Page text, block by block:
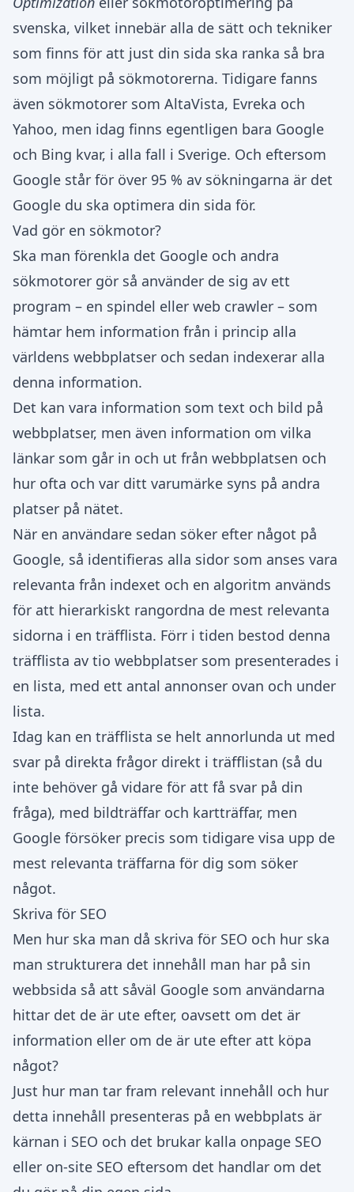
svenska, vilket innebär alla de sätt och tekniker
som finns för att just din sida ska ranka så bra
som möjligt på sökmotorerna. Tidigare fanns
även sökmotorer som AltaVista, Evreka och
Yahoo, men idag finns egentligen bara Google
och Bing kvar, i alla fall i Sverige. Och eftersom
Google står för över 95 % av sökningarna är det
Google du ska optimera din sida för.
Vad gör en sökmotor?
Ska man förenkla det Google och andra
sökmotorer gör så använder de sig av ett
program – en spindel eller web crawler – som
hämtar hem information från i princip alla
världens webbplatser och sedan indexerar alla
denna information.
Det kan vara information som text och bild på
webbplatser, men även information om vilka
länkar som går in och ut från webbplatsen och
hur ofta och var ditt varumärke syns på andra
platser på nätet.
När en användare sedan söker efter något på
Google, så identifieras alla sidor som anses vara
relevanta från indexet och en algoritm används
för att hierarkiskt rangordna de mest relevanta
sidorna i en träfflista. Förr i tiden bestod denna
träfflista av tio webbplatser som presenterades i
en lista, med ett antal annonser ovan och under
lista.
Idag kan en träfflista se helt annorlunda ut med
svar på direkta frågor direkt i träfflistan (så du
inte behöver gå vidare för att få svar på din
fråga), med bildträffar och kartträffar, men
Google försöker precis som tidigare visa upp de
mest relevanta träffarna för dig som söker
något.
Skriva för SEO
Men hur ska man då skriva för SEO och hur ska
man strukturera det innehåll man har på sin
webbsida så att såväl Google som användarna
hittar det de är ute efter, oavsett om det är
information eller om de är ute efter att köpa
något?
Just hur man tar fram relevant innehåll och hur
detta innehåll presenteras på en webbplats är
kärnan i SEO och det brukar kalla onpage SEO
eller on-site SEO eftersom det handlar om det